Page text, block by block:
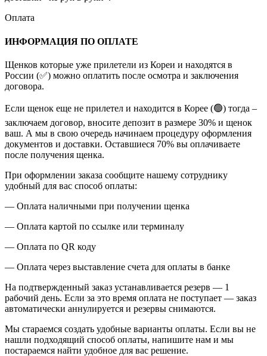
Оплата
ИНФОРМАЦИЯ ПО ОПЛАТЕ
Щенков которые уже прилетели из Кореи и находятся в
России (✅) можно оплатить после осмотра и заключения
договора.
Если щенок еще не прилетел и находится в Корее (🟢) тогда –
заключаем договор, вносите депозит в размере 30% и щенок
ваш. А мы в свою очередь начинаем процедуру оформления
документов и доставки. Оставшиеся 70% вы оплачиваете
после получения щенка.
При оформлении заказа сообщите нашему сотруднику
удобный для вас способ оплаты:
— Оплата наличными при получении щенка
— Оплата картой по ссылке или терминалу
— Оплата по QR коду
— Оплата через выставление счета для оплаты в банке
На подтвержденный заказ устанавливается резерв — 1
рабочий день. Если за это время оплата не поступает — заказ
автоматически аннулируется и резервы снимаются.
Мы стараемся создать удобные варианты оплаты. Если вы не
нашли подходящий способ оплаты, напишите нам и мы
постараемся найти удобное для вас решение.